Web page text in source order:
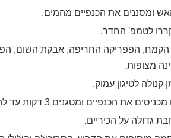
ומסננים את הכנפיים מהמים.
לטמפ' החדר.
הקמח, הפפריקה החריפה, אבקת השום,
מצופות.
לטיגון עמוק.
הכנפיים ומטגנים 3 דקות עד להשחמה ומוציאים לקערה.
גדולה על הכיריים.